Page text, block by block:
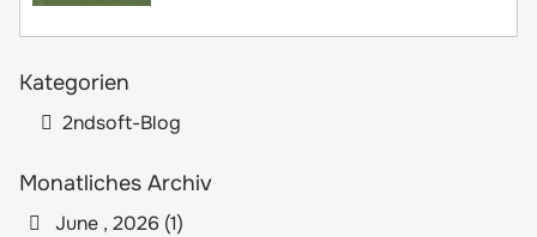
Kategorien
2ndsoft-Blog
Monatliches Archiv
June , 2026 (1)